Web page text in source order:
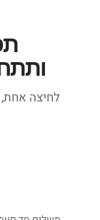
לחיצה